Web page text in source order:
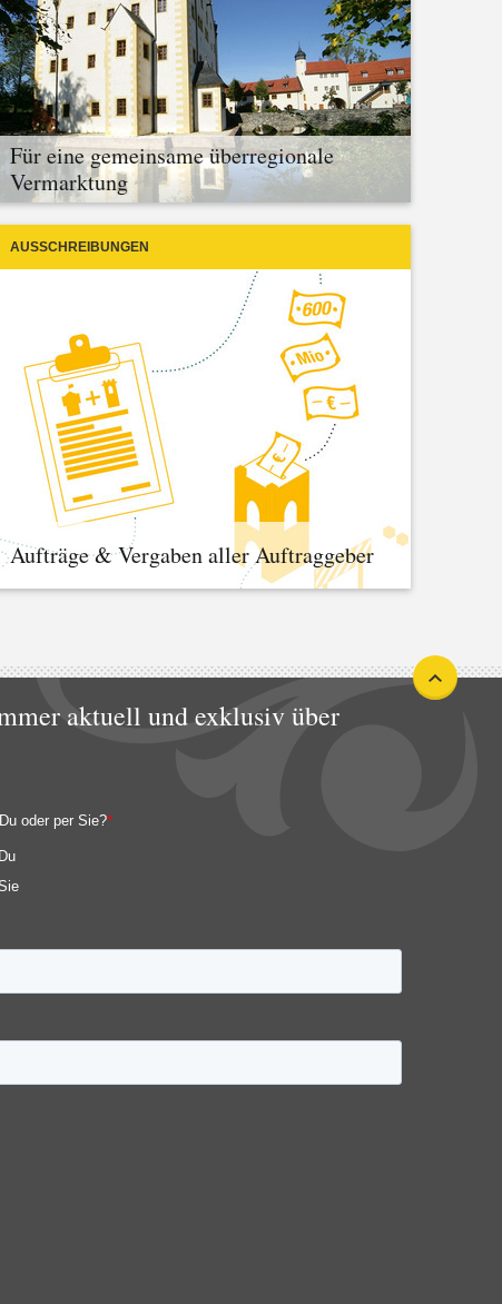
Für eine gemeinsame überregionale
Vermarktung
AUSSCHREIBUNGEN
Aufträge & Vergaben aller Auftraggeber
aktuell und exklusiv über